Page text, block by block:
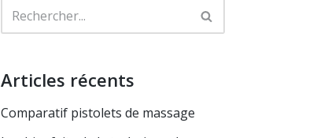
Articles récents
Comparatif pistolets de massage